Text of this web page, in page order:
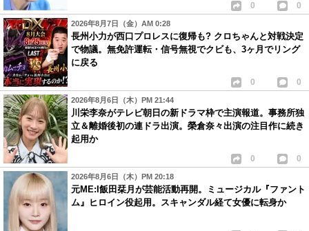
0 0
2026年8月7日（金）AM 0:28
長州小力が西口プロレスに復帰も? クロちゃんと対戦決定
で物議。無免許運転・信号無視でクビも、3ヶ月でリング
に戻る
0 0
2026年8月6日（木）PM 21:44
川栄李奈がテレビ朝日の新ドラマ枠で主演報道。事務所独
立＆離婚後初の連ドラ出演。榮倉奈々出演の注目作に続き
起用か
0 0
2026年8月6日（木）PM 20:18
元ME:I飯田栞月が芸能活動再開。ミュージカル『ファント
ム』ヒロイン役起用。スキャンダル経て女優に転身か